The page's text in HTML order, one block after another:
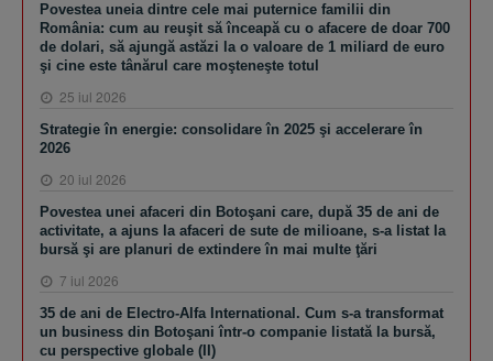
Povestea uneia dintre cele mai puternice familii din
România: cum au reuşit să înceapă cu o afacere de doar 700
de dolari, să ajungă astăzi la o valoare de 1 miliard de euro
şi cine este tânărul care moşteneşte totul
25 iul 2026
Strategie în energie: consolidare în 2025 şi accelerare în
2026
20 iul 2026
Povestea unei afaceri din Botoşani care, după 35 de ani de
activitate, a ajuns la afaceri de sute de milioane, s-a listat la
bursă şi are planuri de extindere în mai multe ţări
7 iul 2026
35 de ani de Electro-Alfa International. Cum s-a transformat
un business din Botoşani într-o companie listată la bursă,
cu perspective globale (II)